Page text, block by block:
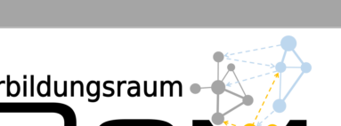
Grundlegung eines smarten KI-basierten digitalen
mittels personalisierter Empfehlungssysteme